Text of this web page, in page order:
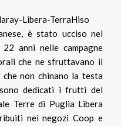
Hiso
è stato ucciso nel
anni nelle campagne
che ne sfruttavano il
non chinano la testa
sono dedicati i frutti del
Terre di Puglia Libera
nei negozi Coop e